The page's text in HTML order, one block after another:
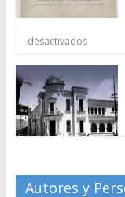
desactivados
Autores y